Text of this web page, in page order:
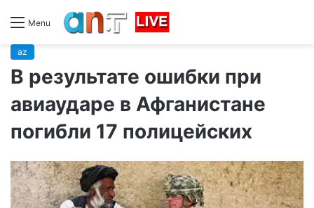
Menu
az
В результате ошибки при
авиаударе в Афганистане
погибли 17 полицейских